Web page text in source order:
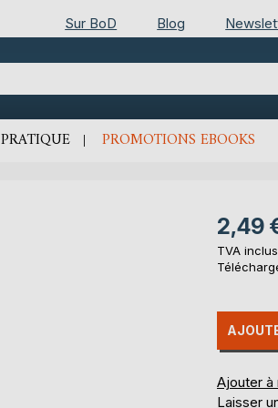
Sur BoD Blog
PRATIQUE PROMOTIONS EBOOKS
2,49
TVA
Ajouter à
Laisser